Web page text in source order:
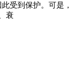
受到保护。可
衰